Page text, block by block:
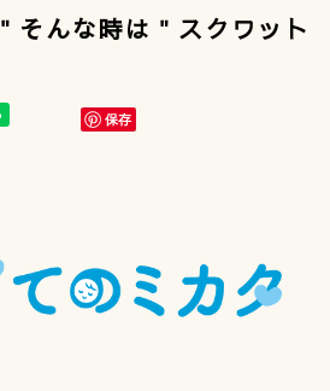
＂そんな時は＂スクワット
保存